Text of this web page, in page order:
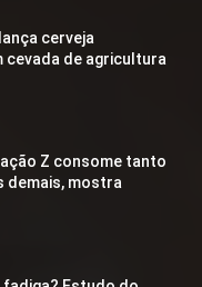
cerveja
cevada de agricultura
Z consome tanto
demais, mostra